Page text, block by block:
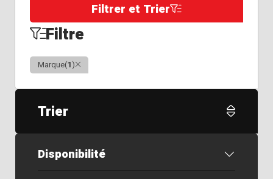
Filtrer et Trier
Filtre
Marque(1)Clair
Trier
Disponibilité